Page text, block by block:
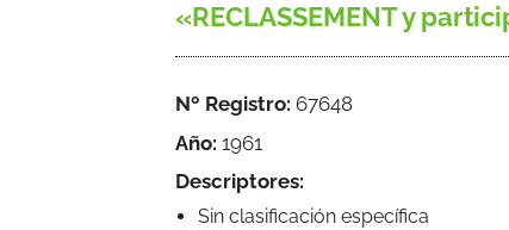
«RECLASSEMENT y
Nº Registro: 67648
Año: 1961
Descriptores:
Sin clasificación específica